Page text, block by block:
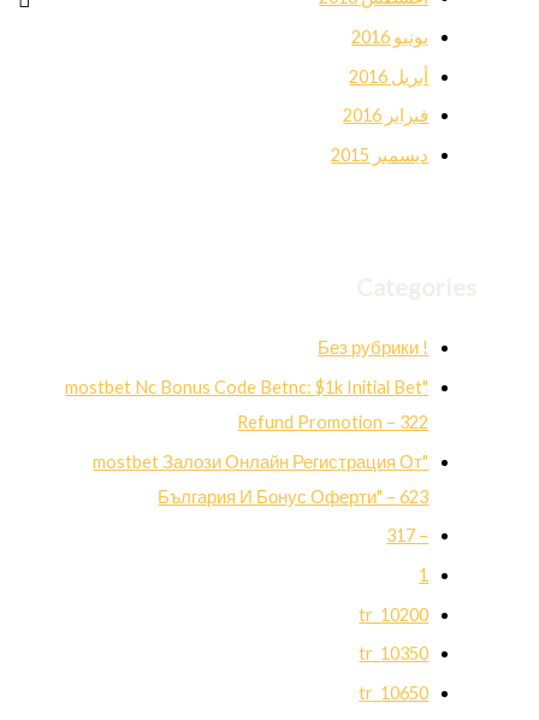
يونيو 2016
أبريل 2016
فبراير 2016
ديسمبر 2015
! Без рубрики
"mostbet Nc Bonus Code Betnc: $1k Initial Bet
Refund Promotion – 322
"mostbet Залози Онлайн Регистрация От
България И Бонус Оферти" – 623
– 317
1
10200_tr
10350_tr
10650_tr